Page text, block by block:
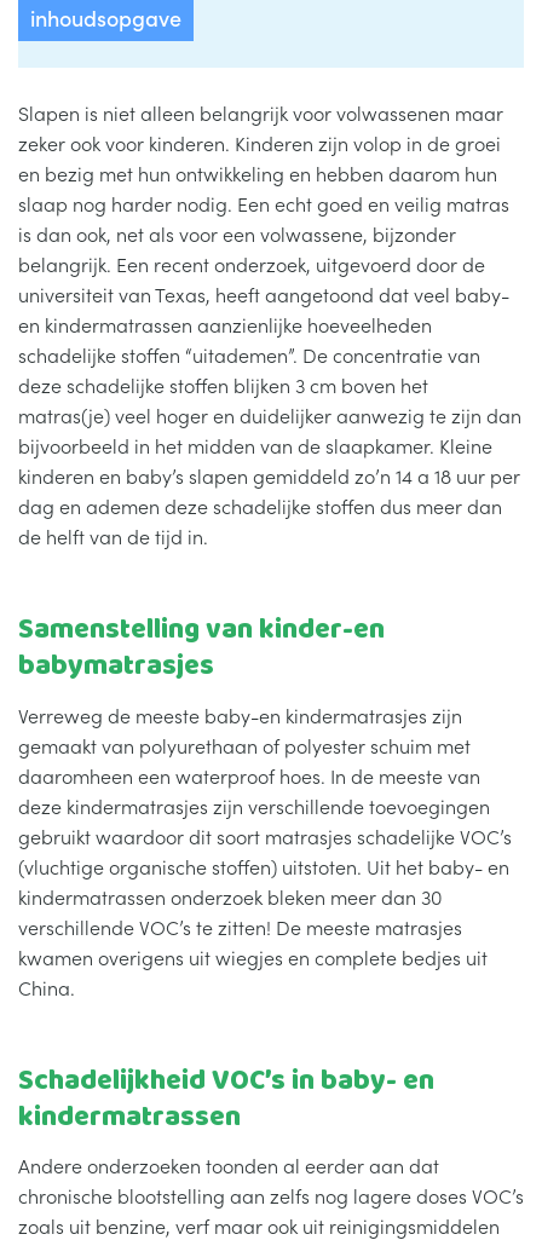
uitvouwen
inhoudsopgave
Slapen is niet alleen belangrijk voor volwassenen maar
zeker ook voor kinderen. Kinderen zijn volop in de groei
en bezig met hun ontwikkeling en hebben daarom hun
slaap nog harder nodig. Een echt goed en veilig matras
is dan ook, net als voor een volwassene, bijzonder
belangrijk. Een recent onderzoek, uitgevoerd door de
universiteit van Texas, heeft aangetoond dat veel baby-
en kindermatrassen aanzienlijke hoeveelheden
schadelijke stoffen “uitademen”. De concentratie van
deze schadelijke stoffen blijken 3 cm boven het
matras(je) veel hoger en duidelijker aanwezig te zijn dan
bijvoorbeeld in het midden van de slaapkamer. Kleine
kinderen en baby’s slapen gemiddeld zo’n 14 a 18 uur per
dag en ademen deze schadelijke stoffen dus meer dan
de helft van de tijd in.
Samenstelling van kinder-en
babymatrasjes
Verreweg de meeste baby-en kindermatrasjes zijn
gemaakt van polyurethaan of polyester schuim met
daaromheen een waterproof hoes. In de meeste van
deze kindermatrasjes zijn verschillende toevoegingen
gebruikt waardoor dit soort matrasjes schadelijke VOC’s
(vluchtige organische stoffen) uitstoten. Uit het baby- en
kindermatrassen onderzoek bleken meer dan 30
verschillende VOC’s te zitten! De meeste matrasjes
kwamen overigens uit wiegjes en complete bedjes uit
China.
Schadelijkheid VOC’s in baby- en
kindermatrassen
Andere onderzoeken toonden al eerder aan dat
chronische blootstelling aan zelfs nog lagere doses VOC’s
zoals uit benzine, verf maar ook uit reinigingsmiddelen